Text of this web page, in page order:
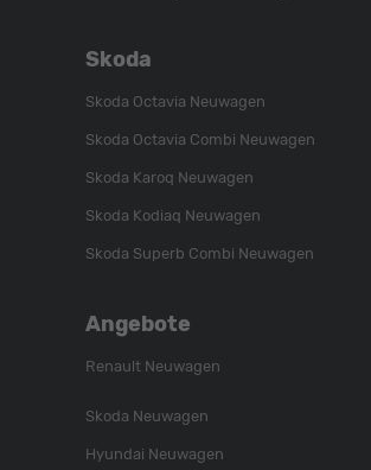
Skoda
Skoda Octavia Neuwagen
Skoda Octavia Combi Neuwagen
Skoda Karoq Neuwagen
Skoda Kodiaq Neuwagen
Skoda Superb Combi Neuwagen
Angebote
Renault Neuwagen
Skoda Neuwagen
Hyundai Neuwagen